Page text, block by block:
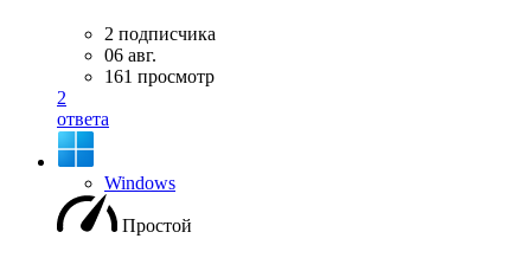
2 подписчика
06 авг.
161 просмотр
2
ответа
Windows
Простой